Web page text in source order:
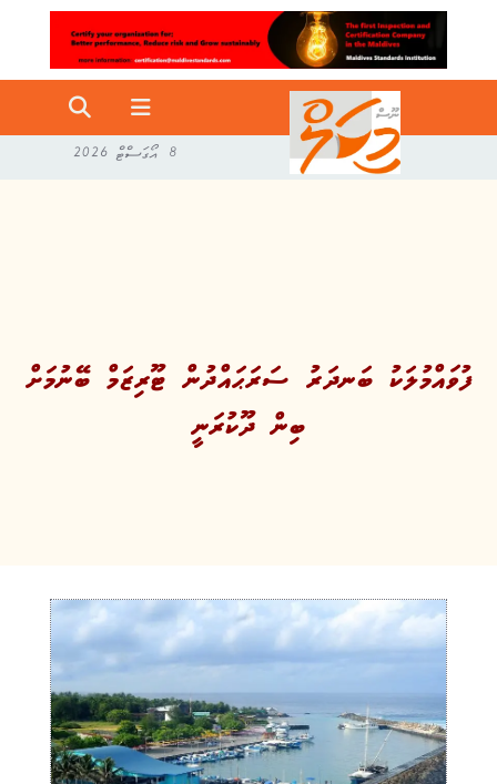
8 އޯގަސްޓް 2026
ފުވައްމުލަކު ބަނދަރު ސަރަޙައްދުން ޓޫރިޒަމް ބޭނުމަށް
ބިން ދޫކުރަނީ